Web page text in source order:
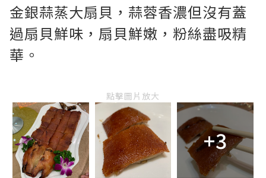
金銀蒜蒸大扇貝，蒜蓉香濃但沒有蓋
過扇貝鮮味，扇貝鮮嫩，粉絲盡吸精
華。
點擊圖片放大
+3